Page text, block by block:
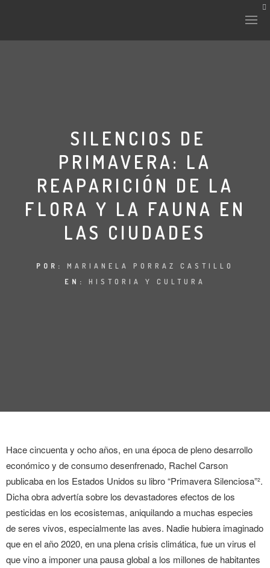
INTERVENCIONES
PLANTAE Y FAUNA
FICHAS
LANDUUM
COLABORADORES
SILENCIOS DE
PRIMAVERA: LA
REAPARICIÓN DE LA
FLORA Y LA FAUNA EN
LAS CIUDADES
POR: MARIANELA PORRAZ CASTILLO
EN: HISTORIA Y CULTURA
Hace cincuenta y ocho años, en una época de pleno desarrollo
económico y de consumo desenfrenado, Rachel Carson
publicaba en los Estados Unidos su libro “Primavera Silenciosa”².
Dicha obra advertía sobre los devastadores efectos de los
pesticidas en los ecosistemas, aniquilando a muchas especies
de seres vivos, especialmente las aves. Nadie hubiera imaginado
que en el año 2020, en una plena crisis climática, fue un virus el
que vino a imponer una pausa global a los millones de habitantes